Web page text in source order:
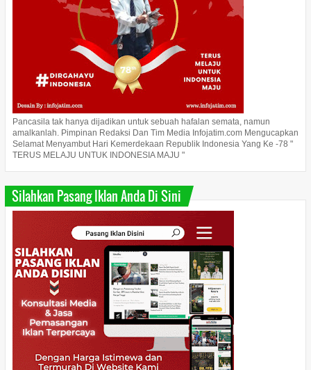
Pancasila tak hanya dijadikan untuk sebuah hafalan semata, namun
amalkanlah. Pimpinan Redaksi Dan Tim Media Infojatim.com Mengucapkan
Selamat Menyambut Hari Kemerdekaan Republik Indonesia Yang Ke -78 "
TERUS MELAJU UNTUK INDONESIA MAJU "
Silahkan Pasang Iklan Anda Di Sini